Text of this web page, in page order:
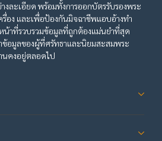
งละเอียด พร้อมทั้งการออกบัตรรับรองพระ
อง และเพื่อป้องกันมิจฉาชีพแอบอ้างทำ
น้าที่รวบรวมข้อมูลที่ถูกต้องแม่นยำที่สุด
ข้อมูลของผู้ที่ศรัทธาและนิยมสะสมพระ
นคงอยู่ตลอดไป